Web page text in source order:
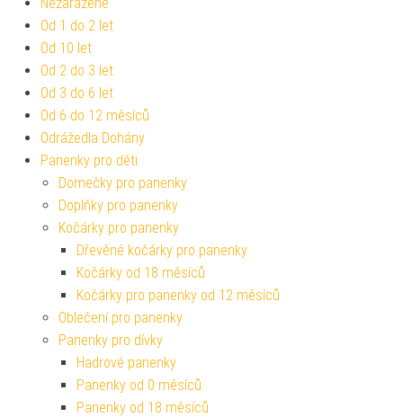
Od 1 do 2 let
Od 10 let
Od 2 do 3 let
Od 3 do 6 let
Od 6 do 12 měsíců
Odrážedla Dohány
Panenky pro děti
Domečky pro panenky
Doplňky pro panenky
Kočárky pro panenky
Dřevěné kočárky pro panenky
Kočárky od 18 měsíců
Kočárky pro panenky od 12 měsíců
Oblečení pro panenky
Panenky pro dívky
Hadrové panenky
Panenky od 0 měsíců
Panenky od 18 měsíců